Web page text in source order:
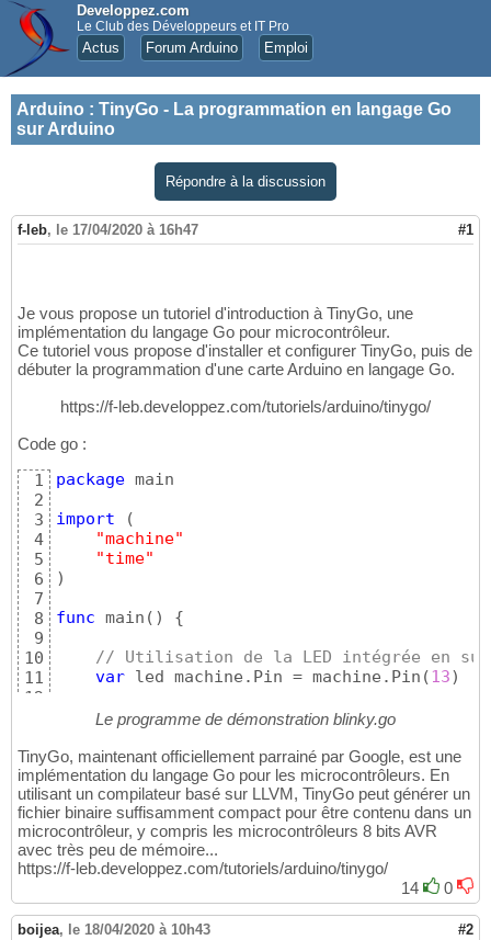
Developpez.com
Le Club des Développeurs et IT Pro
Actus Forum Arduino Emploi
Arduino : TinyGo - La programmation en langage Go
sur Arduino
Répondre à la discussion
f-leb, le 17/04/2020 à 16h47 #1
Je vous propose un tutoriel d'introduction à TinyGo, une
implémentation du langage Go pour microcontrôleur.
Ce tutoriel vous propose d'installer et configurer TinyGo, puis de
débuter la programmation d'une carte Arduino en langage Go.
https://f-leb.developpez.com/tutoriels/arduino/tinygo/
Code go :
1
2
3
4
5
6
7
8
9
10
11
12
15
16
17
18
19
20
21
package main
import
(
"machine"
"time"
)
func main ( )
{
// Utilisation de la LED intégrée en
var led machine.Pin = machine.Pin (13)
// Configuration de la broche en sortie
for {
        led.High
( ) // sortie au niveau
time.Sleep(time.Millisecond * 500)
        led.Low
( )
// sortie au niveau
time.Sleep
}
Le programme de démonstration blinky.go
TinyGo, maintenant officiellement parrainé par Google, est une
implémentation du langage Go pour les microcontrôleurs. En
utilisant un compilateur basé sur LLVM, TinyGo peut générer un
fichier binaire suffisamment compact pour être contenu dans un
microcontrôleur, y compris les microcontrôleurs 8 bits AVR
avec très peu de mémoire...
https://f-leb.developpez.com/tutoriels/arduino/tinygo/
14
0
boijea, le 18/04/2020 à 10h43 #2